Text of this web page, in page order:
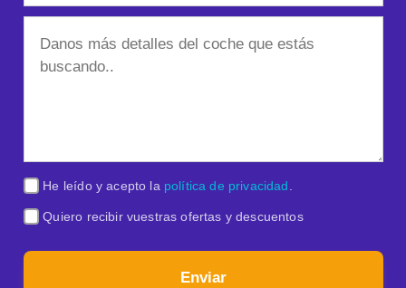
He leído y acepto la política de privacidad.
Quiero recibir vuestras ofertas y descuentos
Enviar